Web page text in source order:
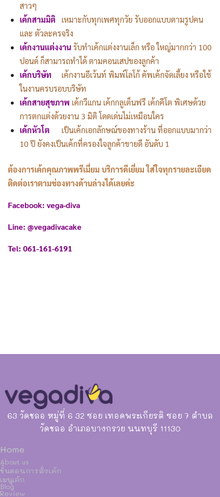
สาวๆ
เค้กสามมิติ
เหมาะกับทุกเพศทุกวัย รับออกแบบตามรูปคน
และ ตัวละครจริง
เค้กงานแต่งงานรับทำเค้กแต่งงานเล็ก หรือ ใหญ่มากกว่า 100
ปอนด์ ก็สามารถทำได้ ตามคอนเสปของลูกค้า
เค้กบริษัท
เค้กงานอีเว้นท์ พิมพ์โลโก้ คัพเค้กจัดเลี้ยง หรือใช้
ในงานครบรอบบริษัท
เค้กสายสุขภาพ เค้กวีแกน เค้กกลูเต็นฟรี เค้กคีโต พิเศษด้วย
การตกแต่งด้วยงาน 3 มิติ โดดเด่นไม่เหมือนใคร
เค้กหัวโต
เป็นเค้กเอกลักษณ์ของทางร้าน ที่ออกแบบมากว่า
10 ปี ยังคงเป็นเค้กที่ครองใจลูกค้าขายดี อันดับ 1
ต้องการเค้กคุณภาพพรีเมี่ยม บริการดีเยี่ยม ใส่ใจทุกรายละเอียด
ติดต่อเราตามช่องทางด้านล่างได้เลยค่ะ
Facebook: vega-diva
Line: @vegadivacake
Tel: 061-161-6191
63 วัดชลอ หมู่ที่ 6 32 ซอย เทอดพระเกียรติ ซอย 7 ตำบล
วัดชลอ อำเภอบางกรวย นนทบุรี 11130
Home
About us
ขั้นตอนการสั่งเค้ก
เมนูเค้ก
Blog
Review